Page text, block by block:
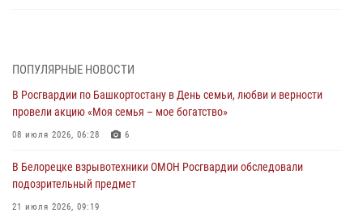
03 августа 2026, 04:30 8
В Башкирии росгвардейцы провели волейбольный турнир на
открытом воздухе
03 августа 2026, 04:29
В Уфе росгвардейцы по горячим следам задержали
подозреваемого в открытом хищении из аптеки (видео)
03 августа 2026, 04:15
ПОПУЛЯРНЫЕ НОВОСТИ
В Росгвардии по Башкортостану в День семьи, любви и верности
провели акцию «Моя семья – мое богатство»
08 июля 2026, 06:28 6
В Белорецке взрывотехники ОМОН Росгвардии обследовали
подозрительный предмет
21 июля 2026, 09:19